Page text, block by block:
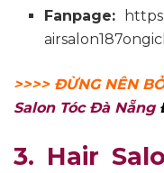
Fanpage:
>>>> ĐỪNG NÊN
Salon Tóc Đà Nẵng
3. Hair